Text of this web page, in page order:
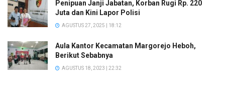
Penipuan Janji Jabatan, Korban Rugi Rp. 220
Juta dan Kini Lapor Polisi
AGUSTUS 27, 2025 | 18:12
Aula Kantor Kecamatan Margorejo Heboh,
Berikut Sebabnya
AGUSTUS 18, 2023 | 22:32